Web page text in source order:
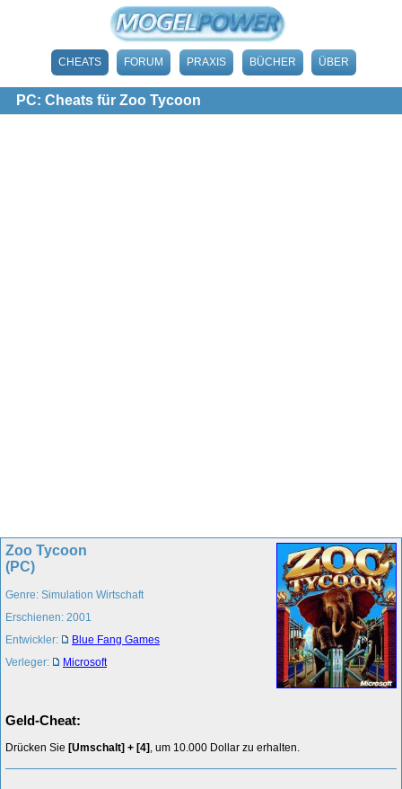
CHEATS FORUM PRAXIS BÜCHER ÜBER
PC: Cheats für Zoo Tycoon
Zoo Tycoon
(PC)
Genre: Simulation Wirtschaft
Erschienen: 2001
Entwickler:
Blue Fang Games
Verleger:
Microsoft
Geld-Cheat:
Drücken Sie [Umschalt] + [4] , um 10.000 Dollar zu erhalten.